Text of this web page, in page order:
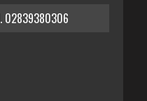
02839380306